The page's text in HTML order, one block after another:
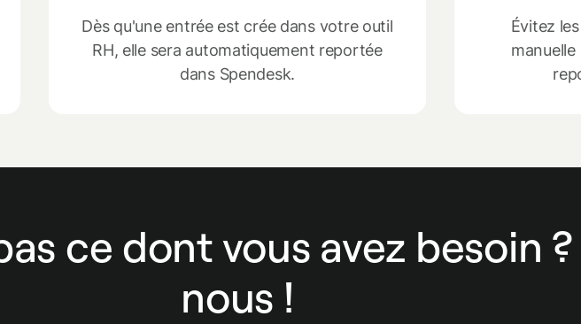
Dès qu'une entrée est crée dans votre outil
RH, elle sera automatiquement reportée
dans Spendesk.
Évitez
ce dont vous avez besoin
nous !